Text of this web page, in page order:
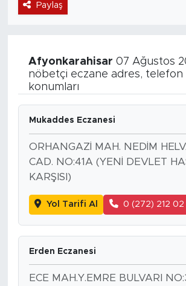
Paylaş
Afyonkarahisar 07 Ağustos
nöbetçi eczane adres, telefon
konumları
Mukaddes Eczanesi
ORHANGAZİ MAH. NEDİM
CAD. NO:41A (YENİ DEVLET
KARŞISI)
Yol Tarifi Al 0 (272) 212 02
Erden Eczanesi
ECE MAH.Y.EMRE BULVARI